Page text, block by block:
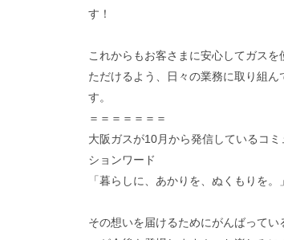
す！
これからもお客さまに安心してガスを
ただけるよう、日々の業務に取り組ん
す。
＝＝＝＝＝＝＝
大阪ガスが10月から発信しているコミ
ションワード
「暮らしに、あかりを、ぬくもりを
その想いを届けるためにがんばってい